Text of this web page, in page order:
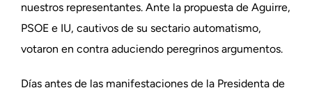
nuestros representantes. Ante la propuesta de Aguirre,
PSOE e IU, cautivos de su sectario automatismo,
votaron en contra aduciendo peregrinos argumentos.
Días antes de las manifestaciones de la Presidenta de